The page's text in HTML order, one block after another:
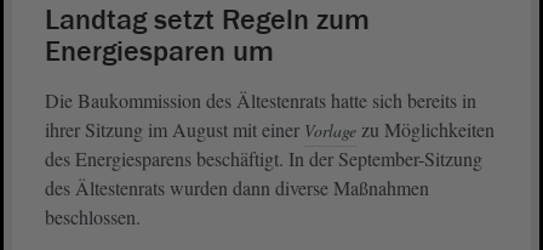
Landtag setzt Regeln zum
Energiesparen um
Die Baukommission des Ältestenrats hatte sich bereits in
ihrer Sitzung im August mit einer Vorlage zu Möglichkeiten
des Energiesparens beschäftigt. In der September-Sitzung
des Ältestenrats wurden dann diverse Maßnahmen
beschlossen.